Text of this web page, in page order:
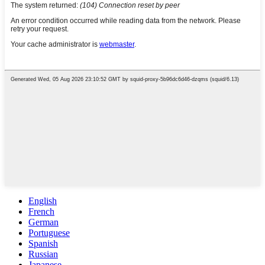
English
French
German
Portuguese
Spanish
Russian